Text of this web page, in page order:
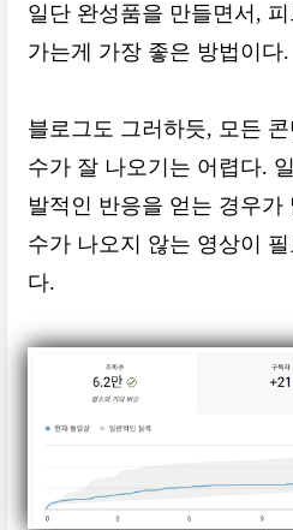
일단 완성품을 만들면서,
가는게 가장 좋은 방법이다.
블로그도 그러하듯, 모든
수가 잘 나오기는 어렵다.
발적인 반응을 얻는 경우가
수가 나오지 않는 영상이
다.